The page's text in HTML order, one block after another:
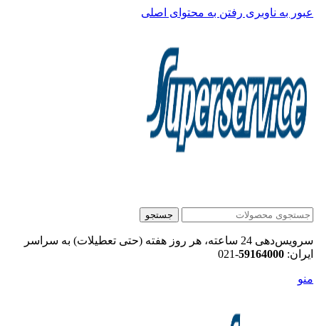
عبور به ناوبری رفتن به محتوای اصلی
جستجو
سرویس‌دهی 24 ساعته، هر روز هفته (حتی تعطیلات) به سراسر
ایران: 59164000
-021
منو